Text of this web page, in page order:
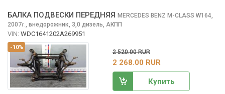
-10%
БАЛКА ПОДВЕСКИ ПЕРЕДНЯЯ MERCEDES BENZ M-CLASS W164,
2007г., внедорожник, 3,0 дизель, АКПП
VIN: WDC1641202A269951
2 520.00 RUR
2 268.00 RUR
Купить